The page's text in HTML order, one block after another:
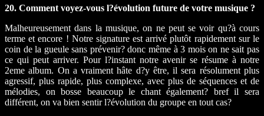
20. Comment voyez-vous l?évolution future de votre musique ?
Malheureusement dans la musique, on ne peut se voir qu?à cours
terme et encore ! Notre signature est arrivé plutôt rapidement sur le
coin de la gueule sans prévenir? donc même à 3 mois on ne sait pas
ce qui peut arriver. Pour l?instant notre avenir se résume à notre
2eme album. On a vraiment hâte d?y être, il sera résolument plus
agressif, plus rapide, plus complexe, avec plus de séquences et de
mélodies, on bosse beaucoup le chant également? bref il sera
différent, on va bien sentir l?évolution du groupe en tout cas?